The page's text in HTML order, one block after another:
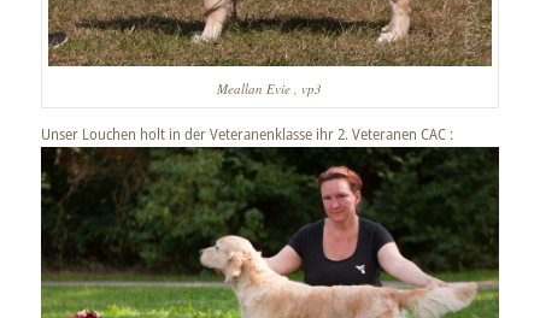
Meallan Evie , vp3
Unser Louchen holt in der Veteranenklasse ihr 2. Veteranen CAC :